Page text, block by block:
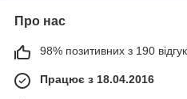
Про нас
98% позитивних з 190
Працює з 18.04.2016